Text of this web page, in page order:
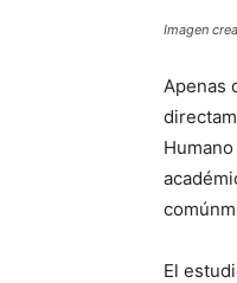
Imagen
Apenas
El